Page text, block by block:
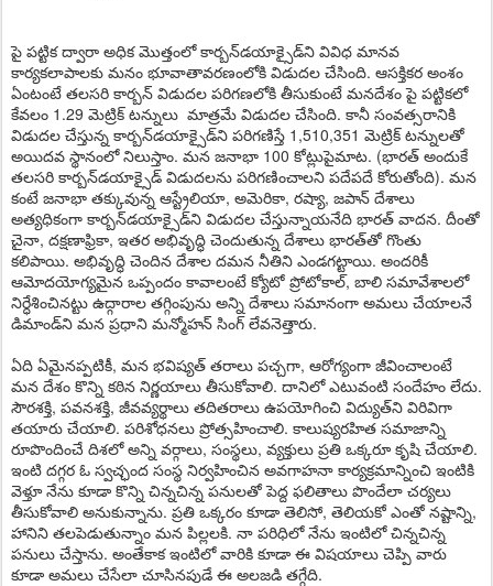
పై పట్టిక ద్వారా అధిక మొత్తంలో కార్బన్‌డయాక్సైడ్‌ని వివిధ మానవ
కార్యకలాపాలకు మనం భూవాతావరణంలోకి విడుదల చేసింది. ఆసక్తికర అంశం
ఏంటంటే తలసరి కార్బన్‌ విడుదల పరిగణలోకి తీసుకుంటే మనదేశం పై పట్టికలో
కేవలం 1.29 మెట్రిక్‌ టన్నులు మాత్రమే విడుదల చేసింది. కానీ సంవత్సరానికి
విడుదల చేస్తున్న కార్బన్‌డయాక్సైడ్‌ని పరిగణిస్తే 1,510,351 మెట్రిక్‌ టన్నులతో
అయిదవ స్థానంలో నిలుస్తాం. మన జనాభా 100 కోట్లుపైమాట. (భారత్‌ అందుకే
తలసరి కార్బన్‌డయాక్సైడ్‌ విడుదలను పరిగణించాలని పదేపదే కోరుతోంది). మన
కంటే జనాభా తక్కువున్న ఆస్ట్రేలియా, అమెరికా, రష్యా, జపాన్‌ దేశాలు
అత్యధికంగా కార్బన్‌డయాక్సైడ్‌ని విడుదల చేస్తున్నాయనేది భారత్‌ వాదన. దీంతో
చైనా, దక్షణాఫ్రికా, ఇతర అభివృద్ధి చెందుతున్న దేశాలు భారత్‌తో గొంతు
కలిపాయి. అభివృద్ధి చెందిన దేశాల దమన నీతిని ఎండగట్టాయి. అందరికీ
ఆమోదయోగ్యమైన ఒప్పందం కావాలంటే క్యోటో ప్రోటోకాల్‌, బాలి సమావేశాలలో
నిర్ధేశించినట్టు ఉద్గారాల తగ్గింపును అన్ని దేశాలు సమానంగా అమలు చేయాలనే
డిమాండ్‌ని మన ప్రధాని మన్మోహన్‌ సింగ్‌ లేవనెత్తారు.
ఏది ఏమైనప్పటికీ, మన భవిష్యత్‌ తరాలు పచ్చగా, ఆరోగ్యంగా జీవించాలంటే
మన దేశం కొన్ని కఠిన నిర్ణయాలు తీసుకోవాలి. దానిలో ఎటువంటి సందేహం లేదు.
సౌరశక్తి, పవనశక్తి, జీవవ్యర్థాలు తదితరాలు ఉపయోగించి విద్యుత్‌ని విరివిగా
తయారు చేయాలి. పరిశోధనలు ప్రోత్సహించాలి. కాలుష్యరహిత సమాజాన్ని
రూపొందించే దిశలో అన్ని వర్గాలు, సంస్థలు, వ్యక్తులు ప్రతి ఒక్కరూ కృషి చేయాలి.
ఇంటి దగ్గర ఓ స్వచ్ఛంద సంస్థ నిర్వహించిన అవగాహనా కార్యక్రమాన్నించి ఇంటికి
వెళ్తూ నేను కూడా కొన్ని చిన్నచిన్న పనులతో పెద్ద ఫలితాలు పొందేలా చర్యలు
తీసుకోవాలి అనుకున్నాను. ప్రతి ఒక్కరం కూడా తెలిసో, తెలియకో ఎంతో నష్టాన్ని,
హానిని తలపెడుతున్నాం మన పిల్లలకి. నా పరిధిలో నేను ఇంటిలో చిన్నచిన్న
పనులు చేస్తాను. అంతేకాక ఇంటిలో వారికి కూడా ఈ విషయాలు చెప్పి వారు
కూడా అమలు చేసేలా చూసినపుడే ఈ అలజడి తగ్గేది.